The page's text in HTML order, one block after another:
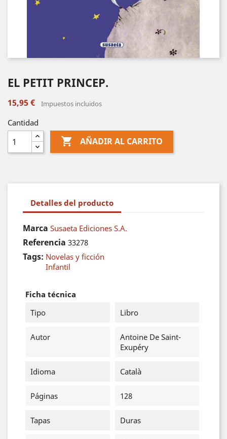
EL PETIT PRINCEP.
15,95 € Impuestos incluidos
Cantidad
 AÑADIR AL CARRITO
Detalles del producto
Marca Susaeta Ediciones S.A.
Referencia 33278
Tags: Novelas y ficción
Infantil
Ficha técnica
Tipo
Libro
Autor
Antoine De Saint-
Exupéry
Idioma Català
Páginas 128
Tapas Duras